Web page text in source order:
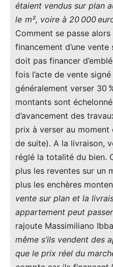
étaient vendus sur plan
le m², voire à 20 000
Comment se passe
financement d’une vente
doit pas financer
fois l’acte de vente
généralement verser 30
montants sont
d’avancement des
prix à verser au
de suite). A la livraison,
réglé la totalité du bien.
plus les reventes sur un
plus les enchères
vente sur plan et la
appartement peut
rajoute Massimiliano
même s’ils vendent des
que le prix réel du